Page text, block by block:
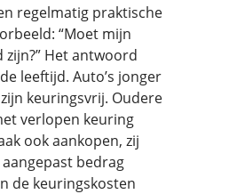
regelmatig praktische
“Moet mijn
Het antwoord
leeftijd. Auto’s jonger
keuringsvrij. Oudere
verlopen keuring
ook aankopen, zij
bedrag
de keuringskosten